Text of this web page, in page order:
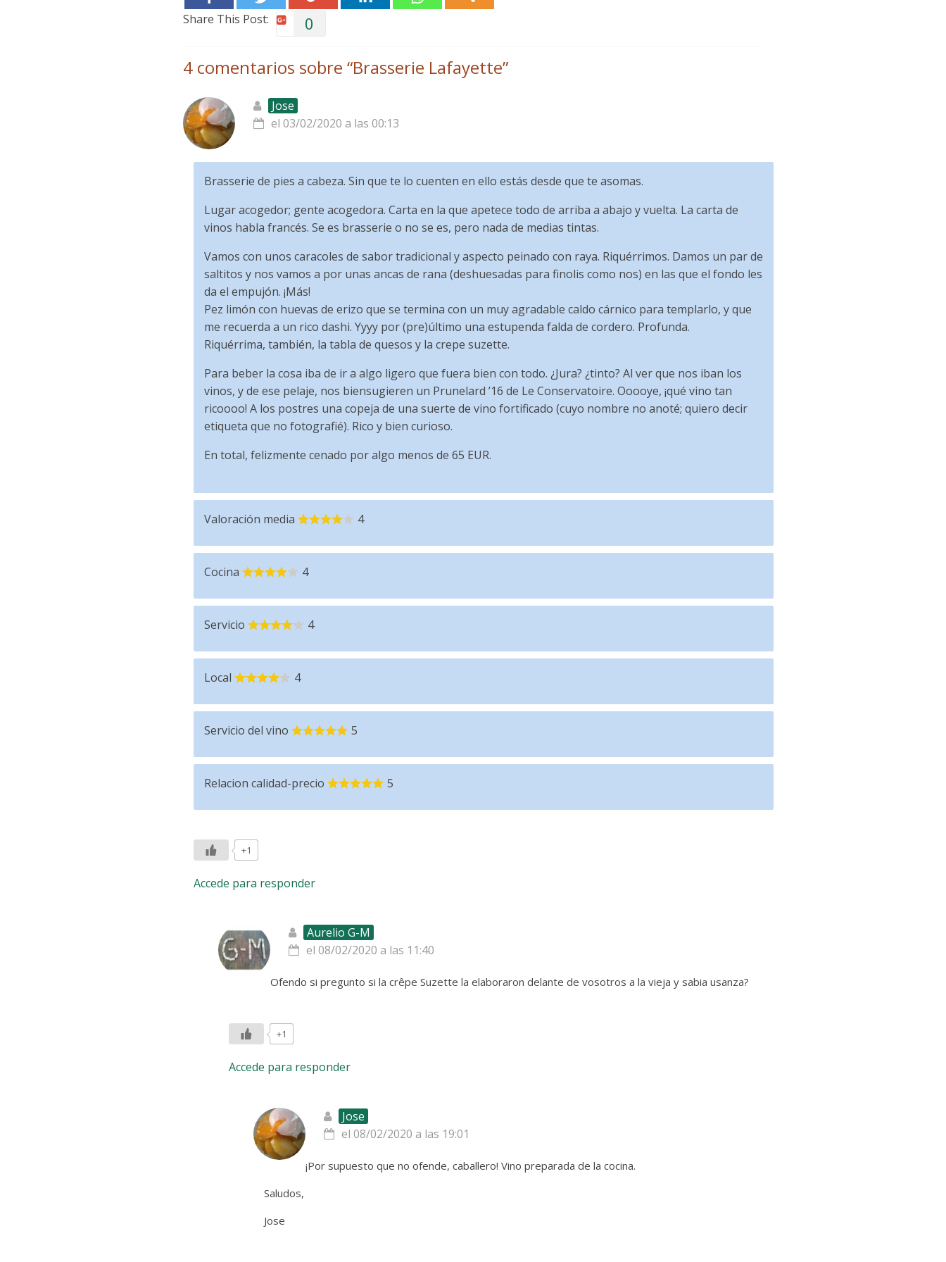
Share This Post: 0
4 comentarios sobre “Brasserie Lafayette”
Jose
el 03/02/2020 a las 00:13
Brasserie de pies a cabeza. Sin que te lo cuenten en ello estás desde que te asomas.
Lugar acogedor; gente acogedora. Carta en la que apetece todo de arriba a abajo y vuelta. La carta de
vinos habla francés. Se es brasserie o no se es, pero nada de medias tintas.
Vamos con unos caracoles de sabor tradicional y aspecto peinado con raya. Riquérrimos. Damos un par de
saltitos y nos vamos a por unas ancas de rana (deshuesadas para finolis como nos) en las que el fondo les
da el empujón. ¡Más!
Pez limón con huevas de erizo que se termina con un muy agradable caldo cárnico para templarlo, y que
me recuerda a un rico dashi. Yyyy por (pre)último una estupenda falda de cordero. Profunda.
Riquérrima, también, la tabla de quesos y la crepe suzette.
Para beber la cosa iba de ir a algo ligero que fuera bien con todo. ¿Jura? ¿tinto? Al ver que nos iban los
vinos, y de ese pelaje, nos biensugieren un Prunelard ’16 de Le Conservatoire. Ooooye, ¡qué vino tan
ricoooo! A los postres una copeja de una suerte de vino fortificado (cuyo nombre no anoté; quiero decir
etiqueta que no fotografié). Rico y bien curioso.
En total, felizmente cenado por algo menos de 65 EUR.
Valoración media 4
Cocina 4
Servicio 4
Local 4
Servicio del vino 5
Relacion calidad-precio 5
+1
Accede para responder
Aurelio G-M
el 08/02/2020 a las 11:40
Ofendo si pregunto si la crêpe Suzette la elaboraron delante de vosotros a la vieja y sabia usanza?
+1
Accede para responder
Jose
el 08/02/2020 a las 19:01
¡Por supuesto que no ofende, caballero! Vino preparada de la cocina.
Saludos,
Jose